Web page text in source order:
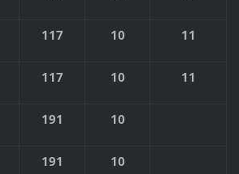
117 10 11
117 10 11
191 10
191 10